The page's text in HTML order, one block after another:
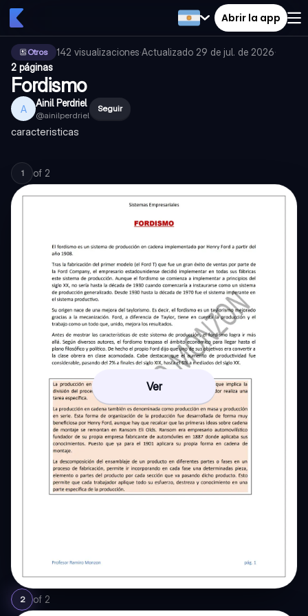
Abrir la app
Otros 142 visualizaciones·Actualizado 29 de jul. de 2026·
2 páginas
Fordismo
A Ainil Perdriel
@ainilperdriel
Seguir
caracteristicas
1 of 2
Ver
2 of 2